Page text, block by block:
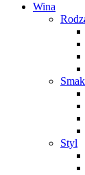
Wina
Smak
Styl